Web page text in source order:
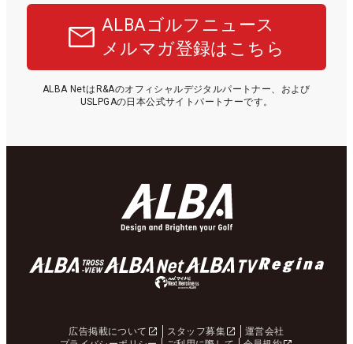
ALBAゴルフニュース
メルマガ登録はこちら
ALBA NetはR&Aのオフィシャルデジタルパートナー、および
USLPGAの日本公式サイトパートナーです。
広告掲載について スタッフ募集
運営会社